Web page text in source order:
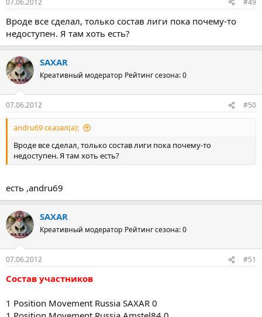
Вроде все сделал, только состав лиги пока почему-то
недоступен. Я там хоть есть?
SAXAR
Креативный модератор Рейтинг сезона: 0
07.06.2012 #50
andru69 сказал(а):
Вроде все сделал, только состав лиги пока почему-то
недоступен. Я там хоть есть?
есть ,andru69
SAXAR
Креативный модератор Рейтинг сезона: 0
07.06.2012 #51
Состав участников
1 Position Movement Russia SAXAR 0